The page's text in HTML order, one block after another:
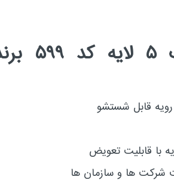
شرکت ها و سازمان ها